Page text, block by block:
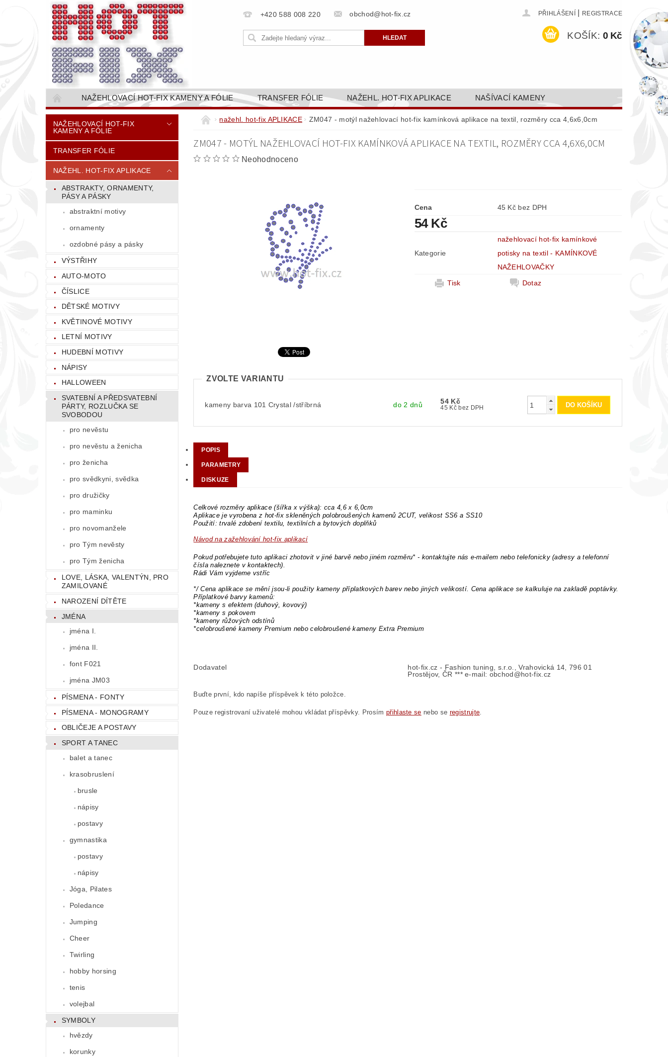
+420 588 008 220 obchod@hot-fix.cz PŘIHLÁŠENÍ REGISTRACE
KOŠÍK: 0 Kč
NAŽEHLOVACÍ HOT-FIX KAMENY A FÓLIE TRANSFER FÓLIE NAŽEHL. HOT-FIX APLIKACE NAŠÍVACÍ KAMENY
NAŠÍVACÍ KAMÍNKOVÉ ŘETĚZY / ŠTASOVÉ BORTY BAREVNICE PŘÍSLUŠENSTVÍ DOPRODEJ A SLEVY GALERIE
VŠE PRO STROJNÍ VYŠÍVÁNÍ - VYSIVACI.CZ
BAREVNICE KAMENŮ
CENÍK DOPRAVY (NÁKLADŮ EXPEDICE) PLATNÝ OD 14. 1.2025
NAŽEHLOVACÍ HOT-FIX
KAMENY A FÓLIE
TRANSFER FÓLIE
NAŽEHL. HOT-FIX APLIKACE
ABSTRAKTY, ORNAMENTY,
PÁSY A PÁSKY
abstraktní motivy
ornamenty
ozdobné pásy a pásky
VÝSTŘIHY
AUTO-MOTO
ČÍSLICE
DĚTSKÉ MOTIVY
KVĚTINOVÉ MOTIVY
LETNÍ MOTIVY
HUDEBNÍ MOTIVY
NÁPISY
HALLOWEEN
SVATEBNÍ A PŘEDSVATEBNÍ
PÁRTY, ROZLUČKA SE
SVOBODOU
pro nevěstu
pro nevěstu a ženicha
pro ženicha
pro svědkyni, svědka
pro družičky
pro maminku
pro novomanžele
pro Tým nevěsty
pro Tým ženicha
LOVE, LÁSKA, VALENTÝN, PRO
ZAMILOVANÉ
NAROZENÍ DÍTĚTE
JMÉNA
jména I.
jména II.
font F021
jména JM03
PÍSMENA - FONTY
PÍSMENA - MONOGRAMY
OBLIČEJE A POSTAVY
SPORT A TANEC
balet a tanec
krasobruslení
brusle
nápisy
postavy
gymnastika
postavy
nápisy
Jóga, Pilates
Poledance
Jumping
Cheer
Twirling
hobby horsing
tenis
volejbal
SYMBOLY
hvězdy
korunky
nažehl. hot-fix APLIKACE ZM047 - motýl nažehlovací hot-fix kamínková aplikace na textil, rozměry cca 4,6x6,0cm
ZM047 - MOTÝL NAŽEHLOVACÍ HOT-FIX KAMÍNKOVÁ APLIKACE NA TEXTIL, ROZMĚRY CCA 4,6X6,0CM
Neohodnoceno
Cena 45 Kč bez DPH
54 Kč
Kategorie
nažehlovací hot-fix kamínkové
potisky na textil - KAMÍNKOVÉ
NAŽEHLOVAČKY
Tisk
Dotaz
ZVOLTE VARIANTU
kameny barva 101 Crystal /stříbrná do 2 dnů 54 Kč
45 Kč bez DPH
POPIS
PARAMETRY
DISKUZE
Celkové rozměry aplikace (šířka x výška): cca 4,6 x 6,0cm
Aplikace je vyrobena z hot-fix skleněných polobroušených kamenů 2CUT, velikost SS6 a SS10
Použití: trvalé zdobení textilu, textilních a bytových doplňků
Návod na zažehlování hot-fix aplikací
Pokud potřebujete tuto aplikaci zhotovit v jiné barvě nebo jiném rozměru* - kontaktujte nás e-mailem nebo telefonicky (adresy a telefonní
čísla naleznete v kontaktech).
Rádi Vám vyjdeme vstříc
*/ Cena aplikace se mění jsou-li použity kameny příplatkových barev nebo jiných velikostí. Cena aplikace se kalkuluje na zakladě poptávky.
Příplatkové barvy kamenů:
*kameny s efektem (duhový, kovový)
*kameny s pokovem
*kameny růžových odstínů
*celobroušené kameny Premium nebo celobroušené kameny Extra Premium
Dodavatel
hot-fix.cz - Fashion tuning, s.r.o., Vrahovická 14, 796 01
Prostějov, ČR *** e-mail: obchod@hot-fix.cz
Buďte první, kdo napíše příspěvek k této položce.
Pouze registrovaní uživatelé mohou vkládat příspěvky. Prosím přihlaste se nebo se registrujte.